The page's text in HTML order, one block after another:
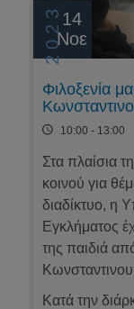
202314
Νοε
Φιλοξενία
10:00 - 13:00
Στα πλαίσια
κοινού για
διαδίκτυο, η
Εγκλήματος
της παιδιά
Κατά την